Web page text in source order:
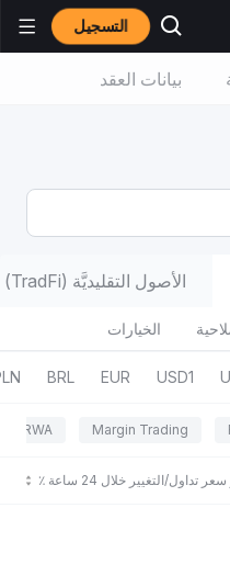
التسجيل
بيانات العقد
الأصول التقليديَّة (TradFi)
الخيارات
USD1
EUR
BRL
Margin Trading
RWA
تداول/التغيير خلال 24 ساعة ٪